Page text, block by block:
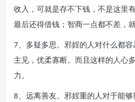
收入，可就是存不下钱，不是这里
最后还得借钱；智商一点都不差，就
7、多疑多思。邪婬的人对什么都
主见，优柔寡断。而且这样的人心
力。
8、远离善友。邪婬重的人对于能